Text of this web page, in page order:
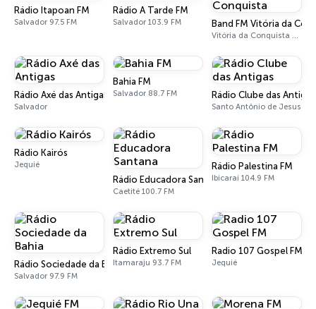
Rádio Itapoan FM
Salvador 97.5 FM
Rádio A Tarde FM
Salvador 103.9 FM Band FM Vitória da
Vitória da Conquista 99.1 FM
Rádio Axé das Antigas
Salvador
Bahia FM
Salvador 88.7 FM Rádio Clube das Antigas
Santo Antônio de Jesus
Rádio Kairós
Jequié
Rádio Educadora Santana
Caetité 100.7 FM
Rádio Palestina FM
Ibicaraí 104.9 FM
Rádio Sociedade da Bahia
Salvador 97.9 FM
Rádio Extremo Sul
Itamaraju 93.7 FM
Radio 107 Gospel FM
Jequié